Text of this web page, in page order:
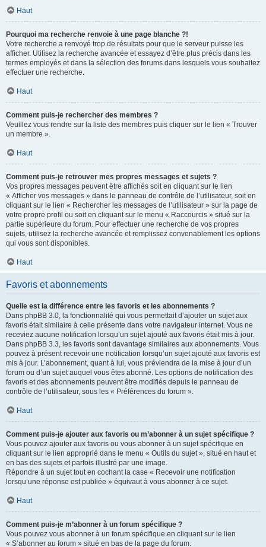
Haut
Pourquoi ma recherche renvoie à une page blanche ?!
Votre recherche a renvoyé trop de résultats pour que le serveur puisse les
afficher. Utilisez la recherche avancée et essayez d’être plus précis dans les
termes employés et dans la sélection des forums dans lesquels vous souhaitez
effectuer une recherche.
Haut
Comment puis-je rechercher des membres ?
Veuillez vous rendre sur la liste des membres puis cliquer sur le lien « Trouver
un membre ».
Haut
Comment puis-je retrouver mes propres messages et sujets ?
Vos propres messages peuvent être affichés soit en cliquant sur le lien
« Afficher vos messages » dans le panneau de contrôle de l’utilisateur, soit en
cliquant sur le lien « Rechercher les messages de l’utilisateur » sur la page de
votre propre profil ou soit en cliquant sur le menu « Raccourcis » situé sur la
partie supérieure du forum. Pour effectuer une recherche de vos propres
sujets, utilisez la recherche avancée et remplissez convenablement les options
qui vous sont disponibles.
Haut
Favoris et abonnements
Quelle est la différence entre les favoris et les abonnements ?
Dans phpBB 3.0, la fonctionnalité qui vous permettait d’ajouter un sujet aux
favoris était similaire à celle présente dans votre navigateur internet. Vous ne
receviez aucune notification lorsqu’un sujet ajouté aux favoris était mis à jour.
Dans phpBB 3.3, les favoris sont davantage similaires aux abonnements. Vous
pouvez à présent recevoir une notification lorsqu’un sujet ajouté aux favoris est
mis à jour. L’abonnement, quant à lui, vous préviendra de la mise à jour d’un
forum ou d’un sujet auquel vous êtes abonné. Les options de notification des
favoris et des abonnements peuvent être modifiés depuis le panneau de
contrôle de l’utilisateur, sous les « Préférences du forum ».
Haut
Comment puis-je ajouter aux favoris ou m’abonner à un sujet spécifique ?
Vous pouvez ajouter aux favoris ou vous abonner à un sujet spécifique en
cliquant sur le lien approprié dans le menu « Outils du sujet », situé en haut et
en bas des sujets et parfois illustré par une image.
Répondre à un sujet tout en cochant la case « Recevoir une notification
lorsqu’une réponse est publiée » équivaut à vous abonner à ce sujet.
Haut
Comment puis-je m’abonner à un forum spécifique ?
Vous pouvez vous abonner à un forum spécifique en cliquant sur le lien
« S’abonner au forum » situé en bas de la page du forum.